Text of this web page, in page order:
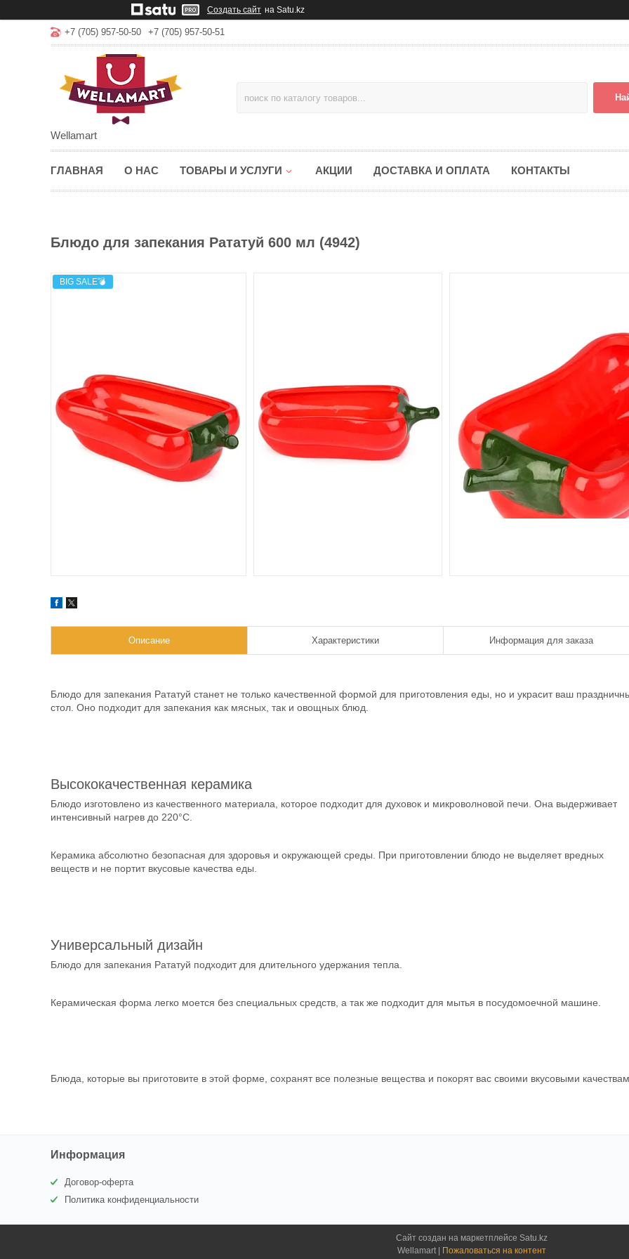
Создать сайт на Satu.kz
+7 (705) 957-50-50 +7 (705) 957-50-51
Wellamart
ГЛАВНАЯ О НАС ТОВАРЫ И УСЛУГИ АКЦИИ ДОСТАВКА И ОПЛАТА КОНТАКТЫ
Блюдо для запекания Рататуй 600 мл (4942)
BIG SALE💣
Описание Характеристики Информация для заказа
Блюдо для запекания Рататуй станет не только качественной формой для приготовления еды, но и украсит ваш
стол. Оно подходит для запекания как мясных, так и овощных блюд.
Высококачественная керамика
Блюдо изготовлено из качественного материала, которое подходит для духовок и микроволновой печи. Она выдерживает
интенсивный нагрев до 220°C.
Керамика абсолютно безопасная для здоровья и окружающей среды. При приготовлении блюдо не выделяет вредных
веществ и не портит вкусовые качества еды.
Универсальный дизайн
Блюдо для запекания Рататуй подходит для длительного удержания тепла.
Керамическая форма легко моется без специальных средств, а так же подходит для мытья в посудомоечной машине.
Блюда, которые вы приготовите в этой форме, сохранят все полезные вещества и покорят вас своими вкусовыми
Информация
Договор-оферта
Политика конфиденциальности
Сайт создан на маркетплейсе Satu.kz
Пожаловаться на контент